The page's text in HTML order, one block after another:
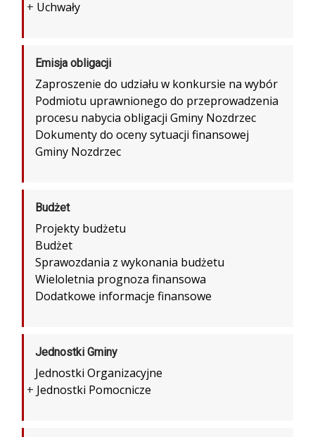
+ Uchwały
Emisja obligacji
Zaproszenie do udziału w konkursie na wybór
Podmiotu uprawnionego do przeprowadzenia
procesu nabycia obligacji Gminy Nozdrzec
Dokumenty do oceny sytuacji finansowej
Gminy Nozdrzec
Budżet
Projekty budżetu
Budżet
Sprawozdania z wykonania budżetu
Wieloletnia prognoza finansowa
Dodatkowe informacje finansowe
Jednostki Gminy
Jednostki Organizacyjne
+ Jednostki Pomocnicze